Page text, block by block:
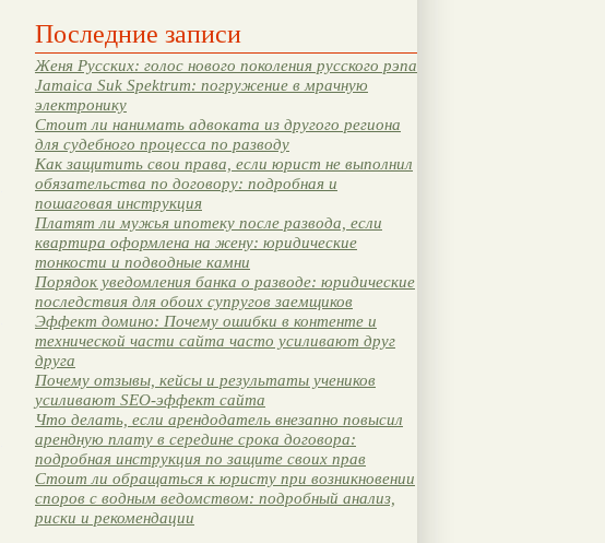
Последние записи
Женя Русских: голос нового поколения русского рэпа
Jamaica Suk Spektrum: погружение в мрачную
электронику
Стоит ли нанимать адвоката из другого региона
для судебного процесса по разводу
Как защитить свои права, если юрист не выполнил
обязательства по договору: подробная и
пошаговая инструкция
Платят ли мужья ипотеку после развода, если
квартира оформлена на жену: юридические
тонкости и подводные камни
Порядок уведомления банка о разводе: юридические
последствия для обоих супругов заемщиков
Эффект домино: Почему ошибки в контенте и
технической части сайта часто усиливают друг
друга
Почему отзывы, кейсы и результаты учеников
усиливают SEO-эффект сайта
Что делать, если арендодатель внезапно повысил
арендную плату в середине срока договора:
подробная инструкция по защите своих прав
Стоит ли обращаться к юристу при возникновении
споров с водным ведомством: подробный анализ,
риски и рекомендации